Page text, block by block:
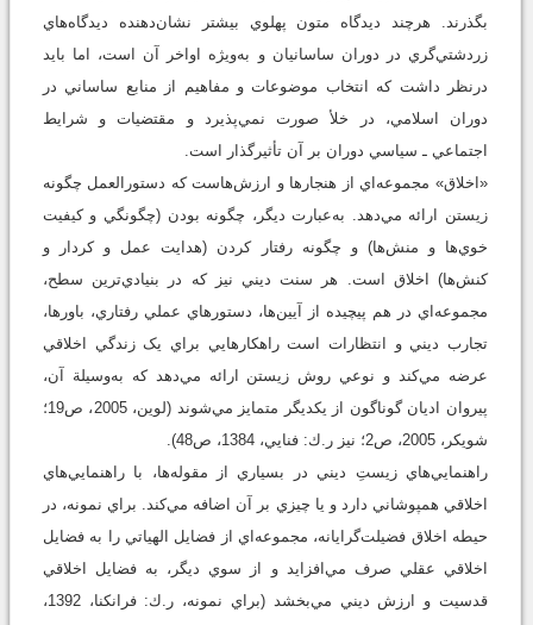
بگذرند. هرچند ديدگاه متون پهلوي بيشتر نشان‌دهنده ديدگاه‌هاي
زردشتي‌گري در دوران ساسانيان و به‌ويژه اواخر آن است، اما بايد
درنظر داشت که انتخاب موضوعات و مفاهيم از منابع ساساني در
دوران اسلامي، در خلأ صورت نمي‌پذيرد و مقتضيات و شرايط
اجتماعي ـ سياسي دوران بر آن تأثيرگذار است.
«اخلاق» مجموعه‌اي از هنجارها و ارزش‌هاست که دستورالعمل چگونه
زيستن ارائه مي‌دهد. به‌عبارت ديگر، چگونه بودن (چگونگي و کيفيت
خوي‌ها و منش‌ها) و چگونه رفتار کردن (هدايت عمل و کردار و
کنش‌ها) اخلاق است. هر سنت ديني نيز که در بنيادي‌ترين سطح،
مجموعه‌اي در هم پيچيده از آيين‌ها، دستورهاي عملي رفتاري، باورها،
تجارب ديني و انتظارات است راهکارهايي براي يک زندگي اخلاقي
عرضه مي‌کند و نوعي روش زيستن ارائه مي‌دهد که به‌وسيلة آن،
پيروان اديان گوناگون از يکديگر متمايز مي‌شوند (لوين، 2005، ص19؛
شويکر، 2005، ص2؛ نيز ر.ك: فنايي، 1384، ص48).
راهنمايي‌هاي زيستِ ديني در بسياري از مقوله‌ها، با راهنمايي‌هاي
اخلاقي همپوشاني دارد و يا چيزي بر آن اضافه مي‌کند. براي نمونه، در
حيطه اخلاق فضيلت‌گرايانه، مجموعه‌اي از فضايل الهياتي را به فضايل
اخلاقي عقلي صرف مي‌افزايد و از سوي ديگر، به فضايل اخلاقي
قدسيت و ارزش ديني مي‌بخشد (براي نمونه، ر.ك: فرانکنا، 1392،